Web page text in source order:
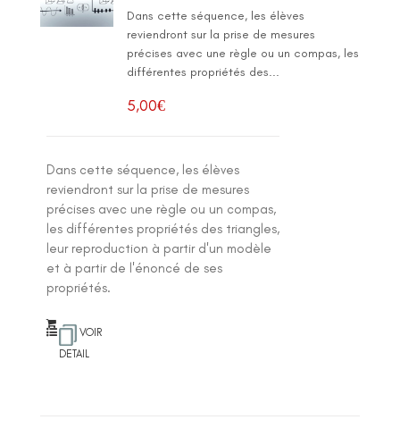
Dans cette séquence, les élèves
reviendront sur la prise de mesures
précises avec une règle ou un compas, les
différentes propriétés des...
5,00€
Dans cette séquence, les élèves
reviendront sur la prise de mesures
précises avec une règle ou un compas,
les différentes propriétés des triangles,
leur reproduction à partir d'un modèle
et à partir de l'énoncé de ses
propriétés.
VOIR
DETAIL